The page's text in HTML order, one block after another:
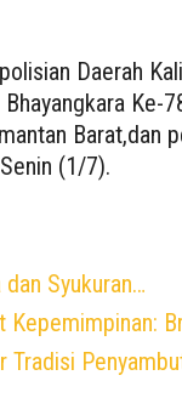
Daerah
Ke-
Barat,dan
(1/7).
Syukuran…
Kepemimpinan:
Tradisi